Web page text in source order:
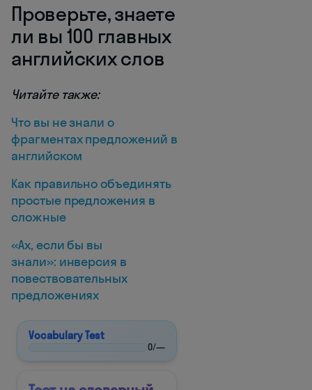
Проверьте, знаете
ли вы 100 главных
английских слов
Читайте также:
Что вы не знали о
фрагментах предложений в
английском
Как правильно объединять
простые предложения в
сложные
«Ах, если бы вы
знали»: инверсия в
повествовательных
предложениях